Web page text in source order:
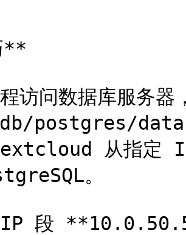
**
访问数据库服务器
postgres/
从指定
。
IP 段